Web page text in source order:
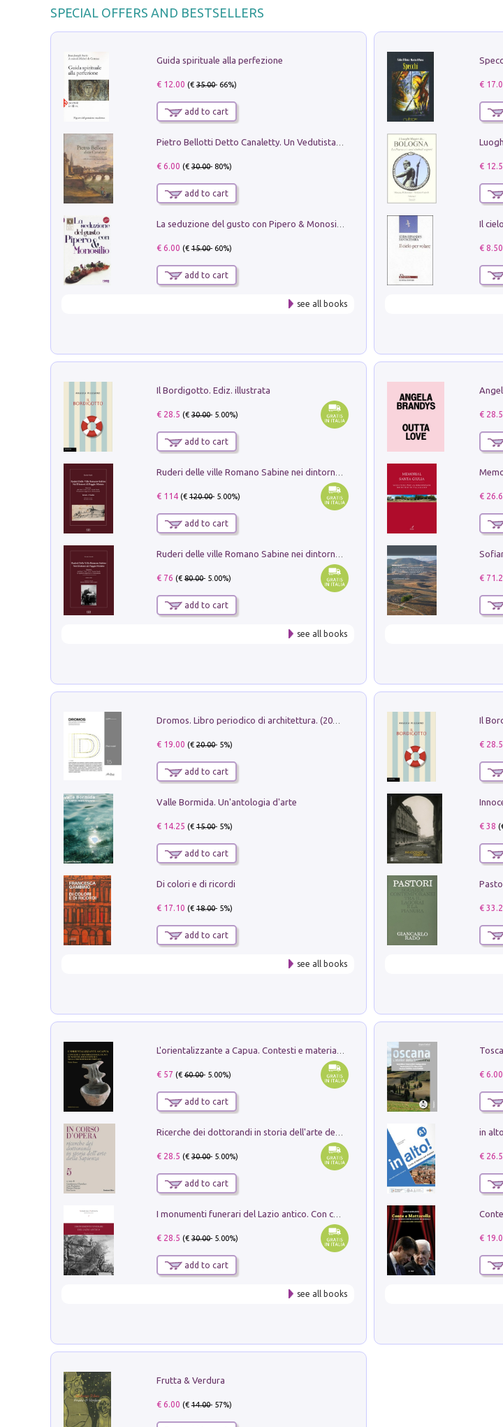
SPECIAL OFFERS AND BESTSELLERS
Guida spirituale alla perfezione
€ 12.00 (€35.00- 66%)
add to cart
€ 6.00 (€30.00- 80%)
add to cart
€ 6.00 (€15.00- 60%)
add to cart
see all books
€
€
Il
€ 8.50
Il Bordigotto. Ediz. illustrata
€ 28.5 (€30.00- 5.00%)
add to cart
€ 114(€120.00- 5.00%)
add to cart
€ 76 (€80.00- 5.00%)
add to cart
see all books
€ 28.5
€
€
Dromos. Libro periodico di architettura. (2026). Vol. 15: Post-model
€ 19.00 (€20.00- 5%)
add to cart
Valle Bormida. Un'antologia d'arte
€ 14.25 (€15.00- 5%)
add to cart
Di colori e di ricordi
€ 17.10 (€18.00- 5%)
add to cart
see all books
Il
€ 28.5
€ 38
€
€ 57 (€60.00- 5.00%)
add to cart
€ 28.5 (€30.00- 5.00%)
add to cart
I monumenti funerari del Lazio antico. Con cartella con tavole
€ 28.5 (€30.00- 5.00%)
add to cart
see all books
€ 6.00
€
€
Frutta & Verdura
€ 6.00 (€14.00- 57%)